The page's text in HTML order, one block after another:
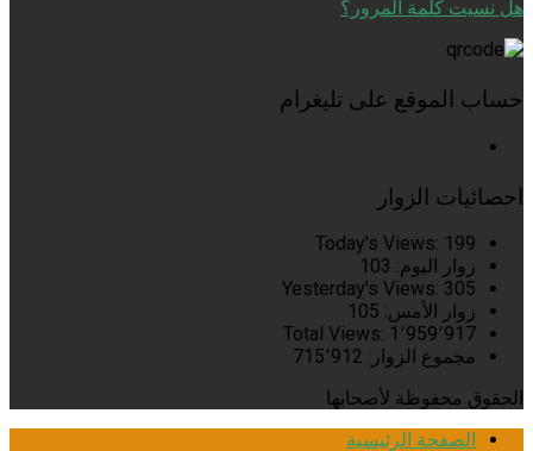
هل نسيت كلمة المرور؟
حساب الموقع على تليغرام
احصائيات الزوار
Today's Views: 199
زوار اليوم: 103
Yesterday's Views: 305
زوار الأمس: 105
Total Views: 1٬959٬917
مجموع الزوار: 715٬912
الحقوق محفوظة لأصحابها
الصفحة الرئيسية